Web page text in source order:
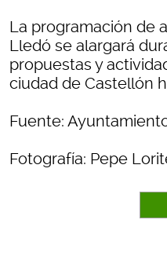
La programación de
Lledó se alargará
propuestas y
ciudad de Castellón
Fuente:
Fotografía: Pepe